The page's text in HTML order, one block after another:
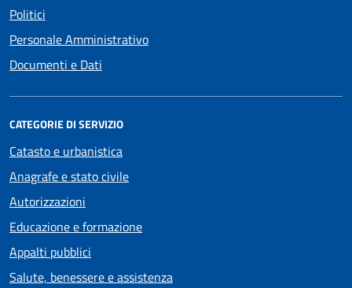
Politici
Personale Amministrativo
Documenti e Dati
CATEGORIE DI SERVIZIO
Catasto e urbanistica
Anagrafe e stato civile
Autorizzazioni
Educazione e formazione
Appalti pubblici
Salute, benessere e assistenza